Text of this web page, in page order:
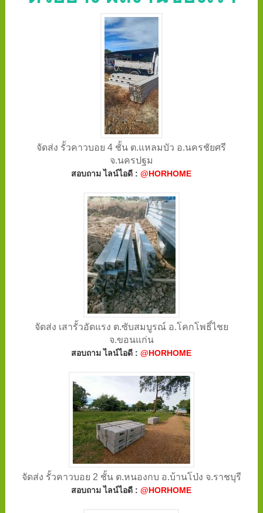
จัดส่ง รั้วคาวบอย 4 ชั้น ต.แหลมบัว อ.นครชัยศรี
จ.นครปฐม
สอบถาม ไลน์ไอดี :@HORHOME
จัดส่ง เสารั้วอัดแรง ต.ซับสมบูรณ์ อ.โคกโพธิ์ไชย
จ.ขอนแก่น
สอบถาม ไลน์ไอดี :@HORHOME
จัดส่ง รั้วคาวบอย 2 ชั้น ต.หนองกบ อ.บ้านโป่ง จ.ราชบุรี
สอบถาม ไลน์ไอดี :@HORHOME